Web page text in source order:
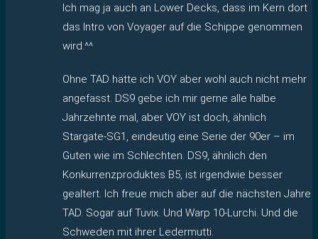
Ich mag ja auch an Lower Decks, dass im Kern dort
das Intro von Voyager auf die Schippe genommen
wird.^^
Ohne TAD hätte ich VOY aber wohl auch nicht mehr
angefasst. DS9 gebe ich mir gerne alle halbe
Jahrzehnte mal, aber VOY ist doch, ähnlich
Stargate-SG1, eindeutig eine Serie der 90er – im
Guten wie im Schlechten. DS9, ähnlich den
Konkurrenzproduktes B5, ist irgendwie besser
gealtert. Ich freue mich aber auf die nächsten Jahre
TAD. Sogar auf Tuvix. Und Warp 10-Lurchi. Und die
Schweden mit ihrer Ledermutti.